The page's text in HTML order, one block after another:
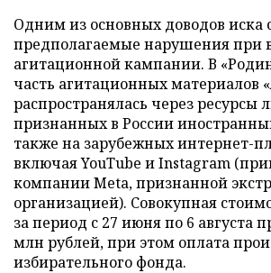
Одним из основных доводов иска
предполагаемые нарушения при
агитационной кампании. В
часть агитационных материалов
распространялась через ресурсы
признанных в России
также на зарубежных интернет-
включая YouTube и Instagram
компании Meta, признанной
организацией). Совокупная
за период с 27 июня по 6 августа
млн рублей, при этом оплата
избирательного фонда.